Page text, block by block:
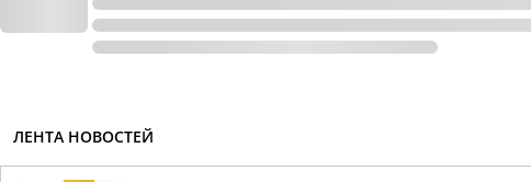
ЛЕНТА НОВОСТЕЙ